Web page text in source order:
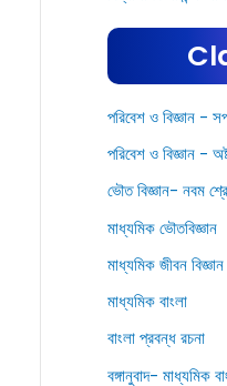
পরিবেশ ও বিজ্ঞান -
পরিবেশ ও বিজ্ঞান -
ভৌত বিজ্ঞান- নবম
মাধ্যমিক ভৌতবিজ্ঞান
মাধ্যমিক জীবন বিজ্ঞান
মাধ্যমিক বাংলা
বাংলা প্রবন্ধ রচনা
বঙ্গানুবাদ- মাধ্যমিক